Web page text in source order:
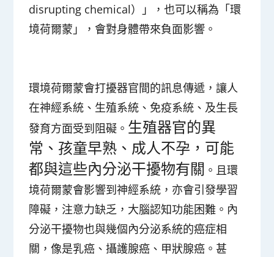
disrupting chemical）」，也可以稱為「環
境荷爾蒙 」，會對身體帶來負面影響。
環境荷爾蒙會打擾器官間的訊息傳遞，讓人
在神經系統、生殖系統、免疫系統、及生長
發育方面受到阻礙。 生殖器官的異
常、孩童早熟、成人不孕，可能
都與這些內分泌干擾物有關 。且環
境荷爾蒙會影響到神經系統，亦會引發學習
障礙，注意力缺乏，大腦認知功能困難。內
分泌干擾物也與幾個內分泌系統的癌症相
關，像是乳癌、攝護腺癌、甲狀腺癌。甚